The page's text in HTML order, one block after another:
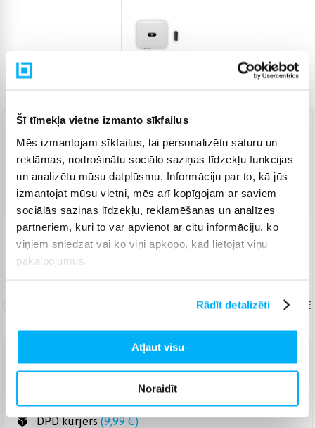
Šī tīmekļa vietne izmanto sīkfailus
Mēs izmantojam sīkfailus, lai personalizētu saturu un
reklāmas, nodrošinātu sociālo saziņas līdzekļu funkcijas
un analizētu mūsu datplūsmu. Informāciju par to, kā jūs
izmantojat mūsu vietni, mēs arī kopīgojam ar saviem
sociālās saziņas līdzekļu, reklamēšanas un analīzes
partneriem, kuri to var apvienot ar citu informāciju, ko
viņiem sniedzat vai ko viņi apkopo, kad lietojat viņu
pakalpojumus.
Rādīt detalizēti
Atļaut visu
Noraidīt
489,00 €
IELIKT GROZĀ
Norēķinieties bez papildmaksas 6 mēn.
19,99 €
Venipak Kurjers (8,99 €)
Apmaksā pilnu summu skaidrā naudā piegādes brīdī.
DPD kurjers (9,99 €)